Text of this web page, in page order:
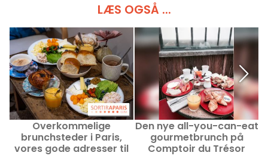
LÆS OGSÅ ...
Overkommelige
brunchsteder i Paris,
vores gode adresser til
Den nye all-you-can-eat
gourmetbrunch på
Comptoir du Trésor